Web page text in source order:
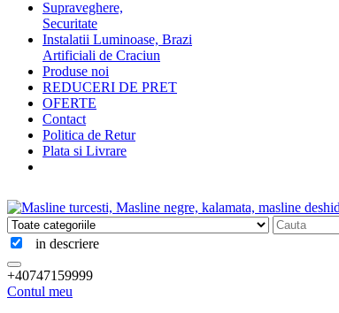
Supraveghere,
Securitate
Instalatii Luminoase, Brazi
Artificiali de Craciun
Produse noi
REDUCERI DE PRET
OFERTE
Contact
Politica de Retur
Plata si Livrare
in descriere
+40747159999
Contul meu